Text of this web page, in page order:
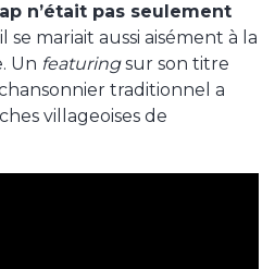
n’était pas seulement
se mariait aussi aisément à la
Un featuringsur son titre
traditionnel a
villageoises de